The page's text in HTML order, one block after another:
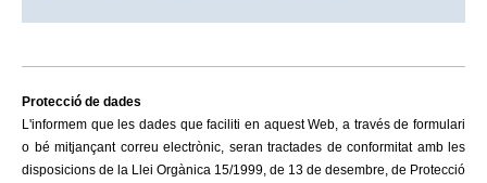
Protecció de dades
L'informem que les dades que faciliti en aquest Web, a través de formulari
o bé mitjançant correu electrònic, seran tractades de conformitat amb les
disposicions de la Llei Orgànica 15/1999, de 13 de desembre, de Protecció